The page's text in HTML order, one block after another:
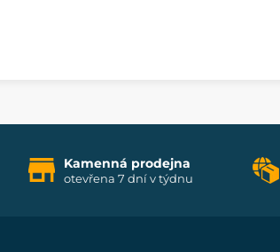
Kamenná prodejna
otevřena 7 dní v týdnu